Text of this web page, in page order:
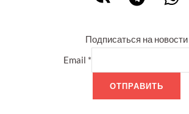
Подписаться на новости
Email *
ОТПРАВИТЬ